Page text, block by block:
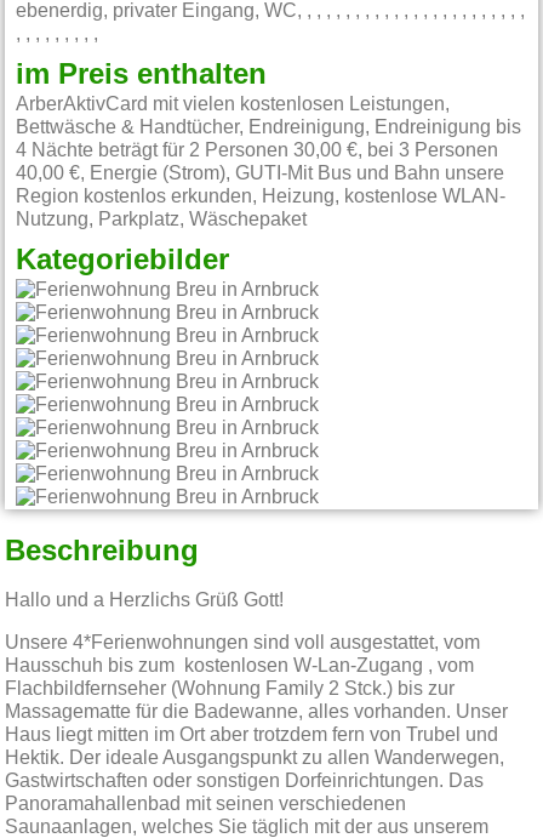
ebenerdig, privater Eingang, WC, , , , , , , , , , , , , , , , , , , , , , , ,
, , , , , , , , ,
im Preis enthalten
ArberAktivCard mit vielen kostenlosen Leistungen,
Bettwäsche & Handtücher, Endreinigung, Endreinigung bis
4 Nächte beträgt für 2 Personen 30,00 €, bei 3 Personen
40,00 €, Energie (Strom), GUTI-Mit Bus und Bahn unsere
Region kostenlos erkunden, Heizung, kostenlose WLAN-
Nutzung, Parkplatz, Wäschepaket
Kategoriebilder
Beschreibung
Hallo und a Herzlichs Grüß Gott!
Unsere 4*Ferienwohnungen sind voll ausgestattet, vom
Hausschuh bis zum kostenlosen W-Lan-Zugang , vom
Flachbildfernseher (Wohnung Family 2 Stck.) bis zur
Massagematte für die Badewanne, alles vorhanden. Unser
Haus liegt mitten im Ort aber trotzdem fern von Trubel und
Hektik. Der ideale Ausgangspunkt zu allen Wanderwegen,
Gastwirtschaften oder sonstigen Dorfeinrichtungen. Das
Panoramahallenbad mit seinen verschiedenen
Saunaanlagen, welches Sie täglich mit der aus unserem